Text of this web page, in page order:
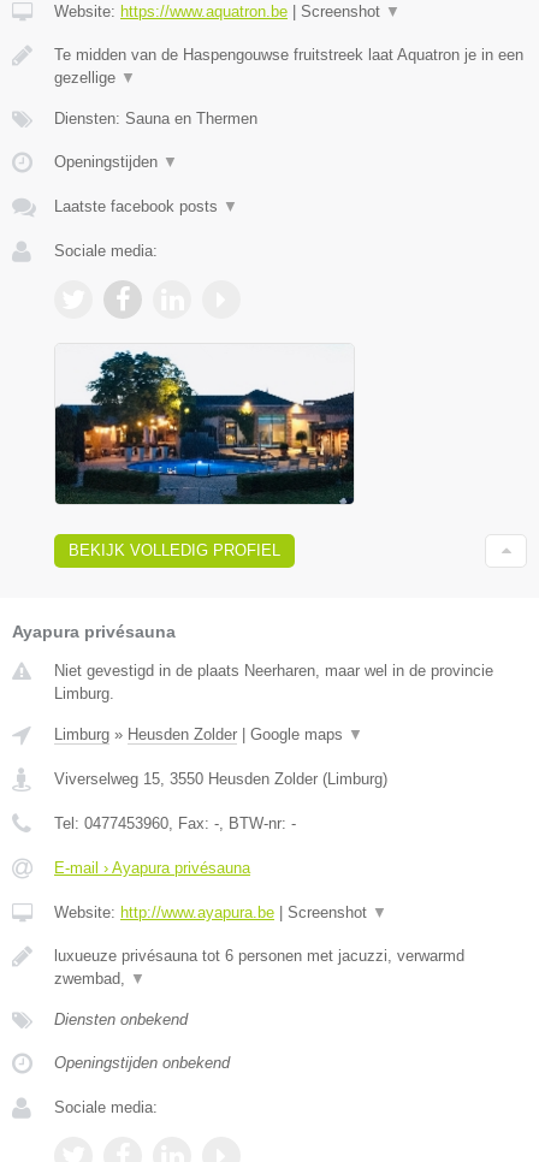
Website: https://www.aquatron.be | Screenshot ▼
Te midden van de Haspengouwse fruitstreek laat Aquatron je in een
gezellige ▼
Diensten: Sauna en Thermen
Openingstijden ▼
Laatste facebook posts ▼
Sociale media:
BEKIJK VOLLEDIG PROFIEL
Ayapura privésauna
Niet gevestigd in de plaats Neerharen, maar wel in de provincie
Limburg.
Limburg » Heusden Zolder | Google maps ▼
Viverselweg 15 3550 Heusden Zolder (Limburg)
Tel: 0477453960 , Fax: - , BTW-nr: -
E-mail › Ayapura privésauna
Website: http://www.ayapura.be | Screenshot ▼
luxueuze privésauna tot 6 personen met jacuzzi, verwarmd
zwembad,
▼
Diensten onbekend
Openingstijden onbekend
Sociale media: